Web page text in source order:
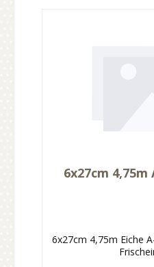
6x27cm
6x27cm 4,75m Eiche